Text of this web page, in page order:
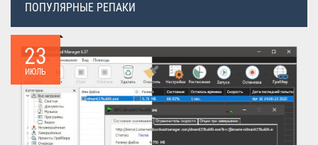
ПОПУЛЯРНЫЕ РЕПАКИ
23
ИЮЛЬ